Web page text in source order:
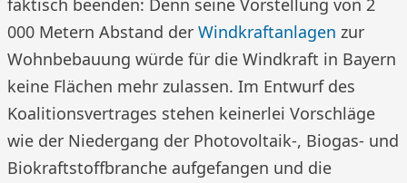
faktisch beenden: Denn seine Vorstellung von 2
000 Metern Abstand der Windkraftanlagen zur
Wohnbebauung würde für die Windkraft in Bayern
keine Flächen mehr zulassen. Im Entwurf des
Koalitionsvertrages stehen keinerlei Vorschläge
wie der Niedergang der Photovoltaik-, Biogas- und
Biokraftstoffbranche aufgefangen und die